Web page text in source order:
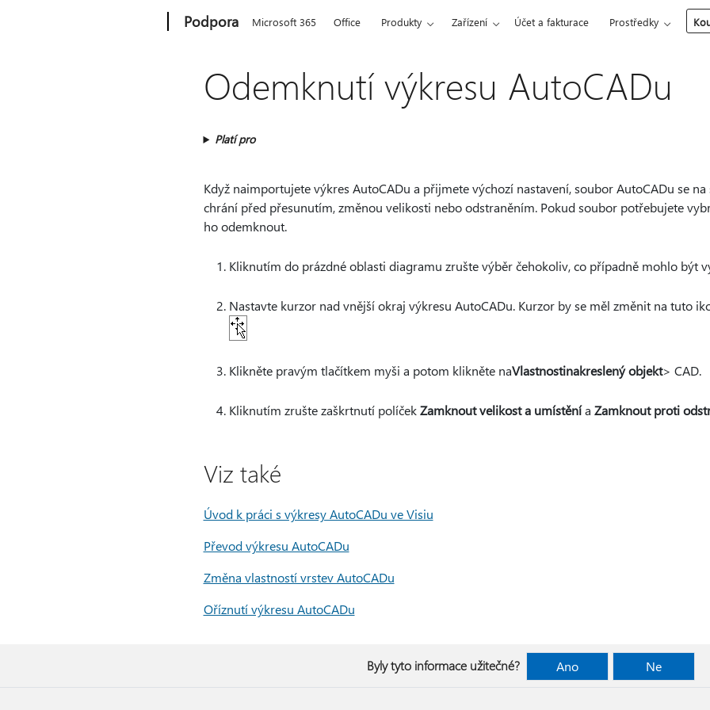
Podpora Microsoft 365 Office Produkty Zařízení Účet a fakturace Prostředky
Odemknutí výkresu AutoCADu
Platí pro
Když naimportujete výkres AutoCADu a přijmete výchozí nastavení, soubor AutoCADu se na
chrání před přesunutím, změnou velikosti nebo odstraněním. Pokud soubor potřebujete
ho odemknout.
Kliknutím do prázdné oblasti diagramu zrušte výběr čehokoliv, co případně mohlo být
Nastavte kurzor nad vnější okraj výkresu AutoCADu. Kurzor by se měl změnit na tuto
Klikněte pravým tlačítkem myši a potom klikněte naVlastnostinakreslený objekt> CAD.
Kliknutím zrušte zaškrtnutí políčekZamknout velikost a umístěnía Zamknout proti
Viz také
Úvod k práci s výkresy AutoCADu ve Visiu
Převod výkresu AutoCADu
Změna vlastností vrstev AutoCADu
Oříznutí výkresu AutoCADu
Byly tyto informace užitečné? Ano Ne